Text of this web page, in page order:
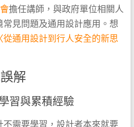
擔任講師，與政府單位相關人
常見問題及通用設計應用。想
〈從通用設計到行人安全的新思
解
習與累積經驗
需要學習，設計者本來就要